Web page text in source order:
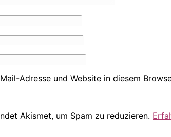
Adresse und Website in diesem
Akismet, um Spam zu reduzieren.